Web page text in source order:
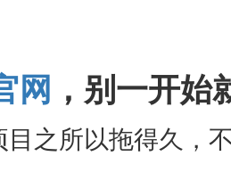
网 ，别一开始
目之所以拖得久，